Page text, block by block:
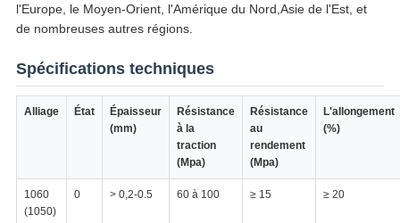
l'Europe, le Moyen-Orient, l'Amérique du Nord,Asie de l'Est, et
de nombreuses autres régions.
Spécifications techniques
Alliage État
Épaisseur
(mm)
Résistance
à la
traction
(Mpa)
Résistance
au
rendement
(Mpa)
L'allongement
(%)
1060
(1050)
0 > 0,2-0.5 60 à 100 ≥ 15 ≥ 20